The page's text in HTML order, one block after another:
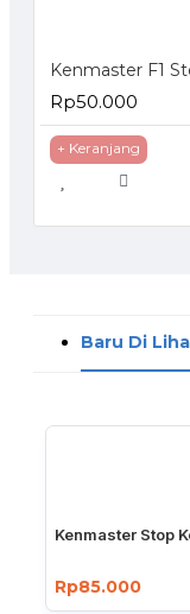
Rp50.000
+ Keranjang
Baru Di
Kenmaster Stop
Rp85.000